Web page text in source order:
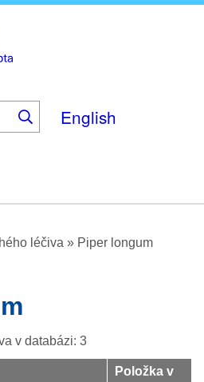
English
léčiva » Piper longum
v databázi: 3
Položka v